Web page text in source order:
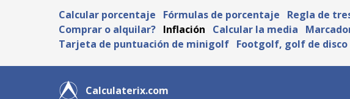
Calcular porcentaje Fórmulas de porcentaje Regla de
Comprar o alquilar? Inflación Calcular la media
Tarjeta de puntuación de minigolf Footgolf, golf de disco
Calculaterix.com